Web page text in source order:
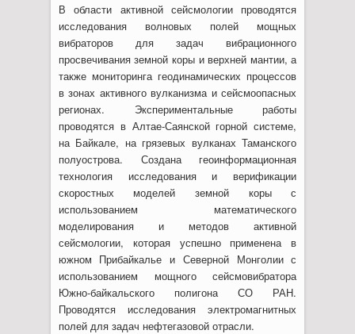
В области активной сейсмологии проводятся
исследования волновых полей мощных
вибраторов для задач вибрационного
просвечивания земной коры и верхней мантии, а
также мониторинга геодинамических процессов
в зонах активного вулканизма и сейсмоопасных
регионах. Экспериментальные работы
проводятся в Алтае-Саянской горной системе,
на Байкале, на грязевых вулканах Таманского
полуострова. Создана геоинформационная
технология исследования и верификации
скоростных моделей земной коры с
использованием математического
моделирования и методов активной
сейсмологии, которая успешно применена в
южном Прибайкалье и Северной Монголии с
использованием мощного сейсмовибратора
Южно-байкальского полигона СО РАН.
Проводятся исследования электромагнитных
полей для задач нефтегазовой отрасли.